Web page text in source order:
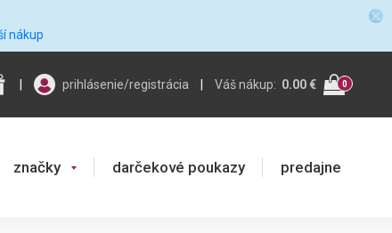
nákup
| prihlásenie/registrácia | Váš nákup: 0.00 € 0
značky darčekové poukazy predajne